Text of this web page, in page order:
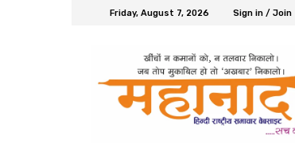
Friday, August 7, 2026 Sign in / Join